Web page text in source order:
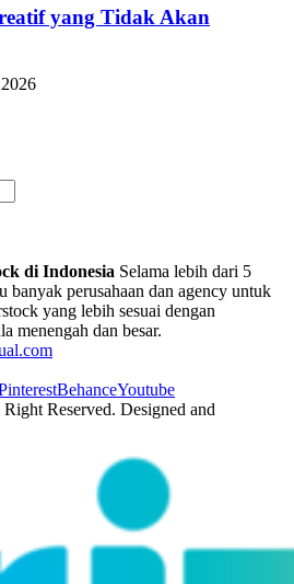
yang Tidak Akan
di Indonesia Selama lebih dari 5
banyak perusahaan dan agency untuk
yang lebih sesuai dengan
menengah dan besar.
BehanceYoutube
Reserved. Designed and